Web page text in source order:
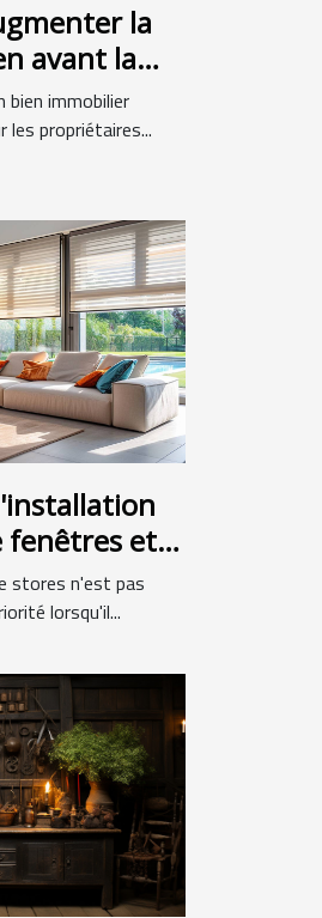
la
avant la
bien immobilier
les propriétaires...
fenêtres et
stores n'est pas
lorsqu'il...